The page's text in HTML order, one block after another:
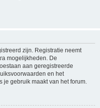
zijn. Registratie neemt
mogelijkheden. De
aan geregistreerde
en het
gebruik maakt van het forum.